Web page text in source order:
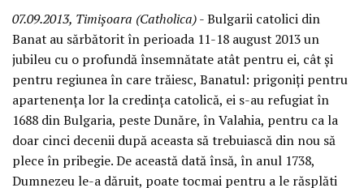
07.09.2013, Timişoara (Catholica)- Bulgarii catolici din
Banat au sărbătorit în perioada 11-18 august 2013 un
jubileu cu o profundă însemnătate atât pentru ei, cât şi
pentru regiunea în care trăiesc, Banatul: prigoniţi pentru
apartenenţa lor la credinţa catolică, ei s-au refugiat în
1688 din Bulgaria, peste Dunăre, în Valahia, pentru ca la
doar cinci decenii după aceasta să trebuiască din nou să
plece în pribegie. De această dată însă, în anul 1738,
Dumnezeu le-a dăruit, poate tocmai pentru a le răsplăti